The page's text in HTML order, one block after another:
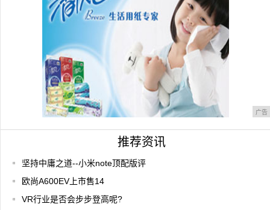
广告
推荐资讯
坚持中庸之道--小米note顶配版评
欧尚A600EV上市售14
VR行业是否会步步登高呢?